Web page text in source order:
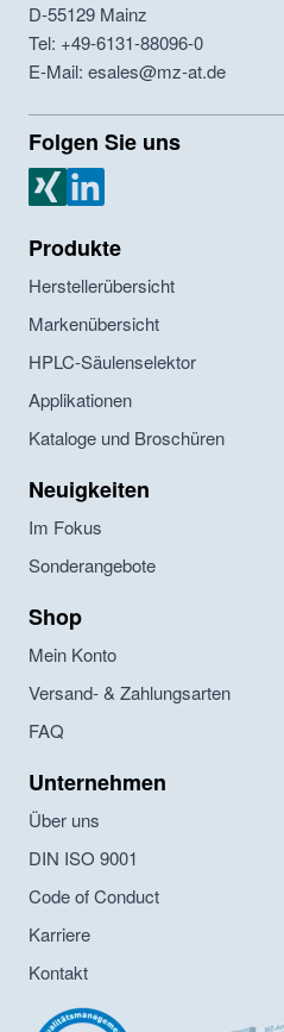
D-55129 Mainz
Tel: +49-6131-88096-0
E-Mail: esales@mz-at.de
Folgen Sie uns
MZ Analysentechnik Xing
MZ Analysentechnik LinkedIn
Produkte
Herstellerübersicht
Markenübersicht
HPLC-Säulenselektor
Applikationen
Kataloge und Broschüren
Neuigkeiten
Im Fokus
Sonderangebote
Shop
Mein Konto
Versand- & Zahlungsarten
FAQ
Unternehmen
Über uns
DIN ISO 9001
Code of Conduct
Karriere
Kontakt